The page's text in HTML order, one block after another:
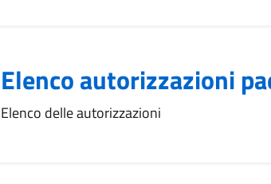
Elenco autorizzazioni
Elenco delle autorizzazioni